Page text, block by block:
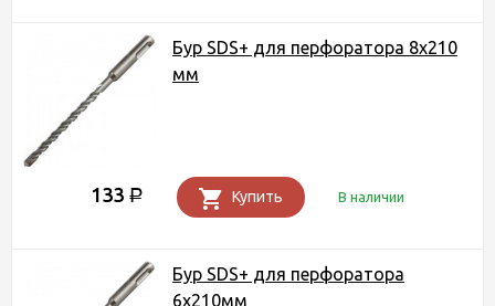
Бур SDS+ для перфоратора 8х210
мм
133 Р Купить В наличии
Бур SDS+ для перфоратора
6х210мм